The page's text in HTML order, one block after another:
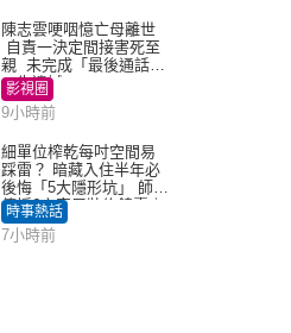
陳志雲哽咽憶亡母離世
自責一決定間接害死至
親 未完成「最後通話」
一生遺憾
影視圈
9小時前
細單位榨乾每吋空間易
踩雷？ 暗藏入住半年必
後悔「5大隱形坑」 師傅
傳授6字家居裝修錦囊｜
Juicy叮
時事熱話
7小時前